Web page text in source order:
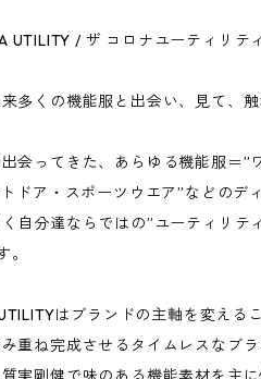
UTILITY / ザ コロナユーティリティ
多くの機能服と出会い、見て、
会ってきた、あらゆる機能服＝”
ドア・スポーツウエア”などのデ
自分達ならではの”ユーティリテ
。
はブランドの主軸を変える
重ね完成させるタイムレスなブラ